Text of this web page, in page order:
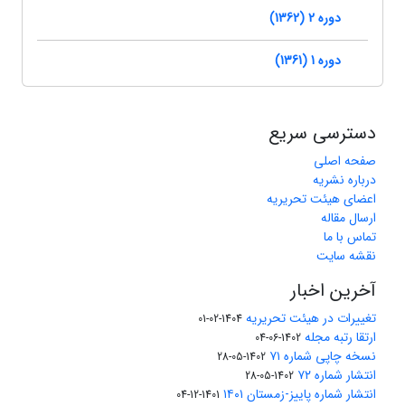
دوره 2 (1362)
دوره 1 (1361)
دسترسی سریع
صفحه اصلی
درباره نشریه
اعضای هیئت تحریریه
ارسال مقاله
تماس با ما
نقشه سایت
آخرین اخبار
تغییرات در هیئت تحریریه 1404-02-01
ارتقا رتبه مجله 1402-06-04
نسخه چاپی شماره ۷۱ 1402-05-28
انتشار شماره ۷۲ 1402-05-28
انتشار شماره پاییز-زمستان ۱۴۰۱ 1401-12-04